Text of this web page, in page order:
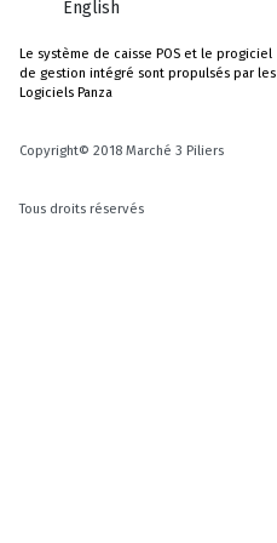
English
Le système de caisse POS et le progiciel
de gestion intégré sont propulsés par les
Logiciels Panza
Copyright© 2018 Marché 3 Piliers
Tous droits réservés